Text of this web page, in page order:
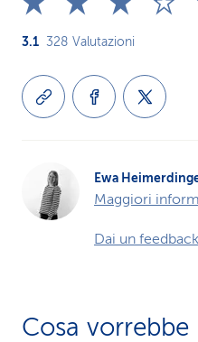
3.1 328 Valutazioni
Ewa
Maggiori
Dai un
Cosa vorrebbe